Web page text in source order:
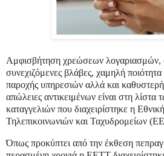
Αμφισβήτηση χρεώσεων λογαριασμών,
συνεχιζόμενες βλάβες, χαμηλή
παροχής υπηρεσιών αλλά και
απώλειες αντικειμένων είναι στη
καταγγελιών που διαχειρίστηκε η
Τηλεπικοινωνιών και Ταχυδρομείων
Όπως προκύπτει από την έκθεση